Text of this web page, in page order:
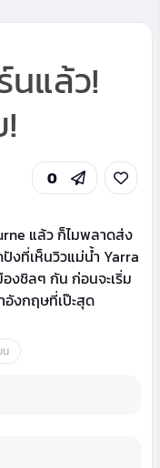
นแล้ว!
0
แล้ว ก็ไมพลาดส่ง
ที่เห็นวิวแม่น้ำ Yarra
งชิลๆ กัน ก่อนจะเริ่ม
อังกฤษที่เป๊ะสุด
น